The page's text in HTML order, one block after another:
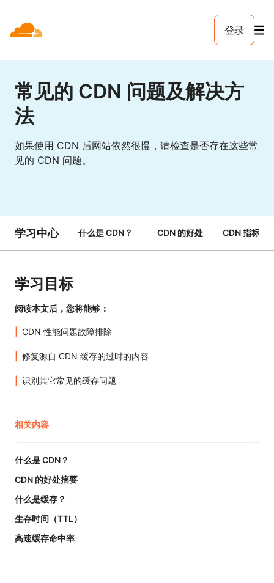
登录
常见的 CDN 问题及解决方
法
如果使用 CDN 后网站依然很慢，请检查是否存在这些常
见的 CDN 问题。
学习中心 什么是 CDN？ CDN 的好处 CDN 指标
学习目标
阅读本文后，您将能够：
CDN 性能问题故障排除
修复源自 CDN 缓存的过时的内容
识别其它常见的缓存问题
相关内容
什么是 CDN？
CDN 的好处摘要
什么是缓存？
生存时间（TTL）
高速缓存命中率